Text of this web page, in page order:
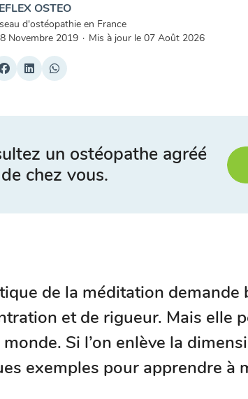
OSTEO
d'ostéopathie en France
Novembre 2019 · Mis à jour le 07 Août 2026
un ostéopathe agréé
chez vous.
de la méditation demande
et de rigueur. Mais elle
Si l’on enlève la
exemples pour apprendre à